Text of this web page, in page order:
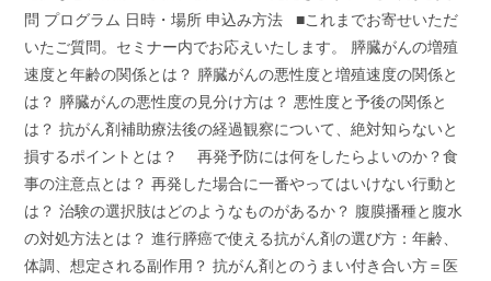
問 プログラム 日時・場所 申込み方法 ■これまでお寄せいただ
いたご質問。セミナー内でお応えいたします。 膵臓がんの増殖
速度と年齢の関係とは？ 膵臓がんの悪性度と増殖速度の関係と
は？ 膵臓がんの悪性度の見分け方は？ 悪性度と予後の関係と
は？ 抗がん剤補助療法後の経過観察について、絶対知らないと
損するポイントとは？ 再発予防には何をしたらよいのか？食
事の注意点とは？ 再発した場合に一番やってはいけない行動と
は？ 治験の選択肢はどのようなものがあるか？ 腹膜播種と腹水
の対処方法とは？ 進行膵癌で使える抗がん剤の選び方：年齢、
体調、想定される副作用？ 抗がん剤とのうまい付き合い方＝医